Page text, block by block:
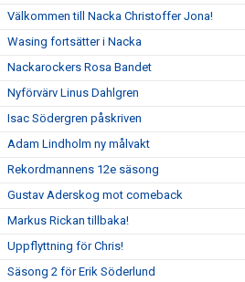
Välkommen till Nacka Christoffer Jona!
Wasing fortsätter i Nacka
Nackarockers Rosa Bandet
Nyförvärv Linus Dahlgren
Isac Södergren påskriven
Adam Lindholm ny målvakt
Rekordmannens 12e säsong
Gustav Aderskog mot comeback
Markus Rickan tillbaka!
Uppflyttning för Chris!
Säsong 2 för Erik Söderlund